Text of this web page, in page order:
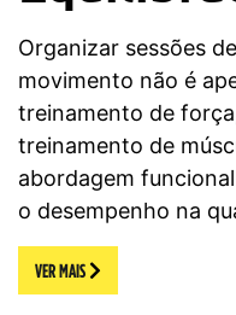
Organizar sessões
movimento não é
treinamento de
treinamento de
abordagem
o desempenho na
VER MAIS